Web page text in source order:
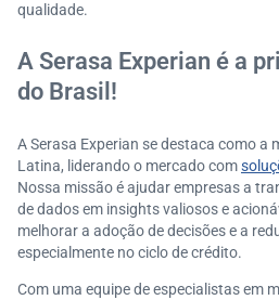
qualidade.
A Serasa Experian é a
do Brasil!
A Serasa Experian se destaca como a
Latina, liderando o mercado com
Nossa missão é ajudar empresas a
de dados em insights valiosos e
melhorar a adoção de decisões e a
especialmente no ciclo de crédito.
Com uma equipe de especialistas em